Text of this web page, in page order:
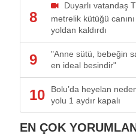
8
Duyarlı vatandaş
metrelik kütüğü
yoldan kaldırdı
9
"Anne sütü, bebeğin
en ideal besindir"
10
Bolu’da heyelan
yolu 1 aydır kapalı
EN ÇOK